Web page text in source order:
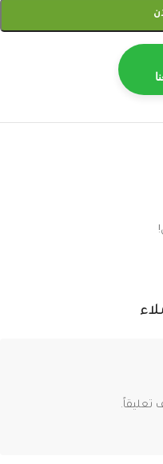
تعليقاً.